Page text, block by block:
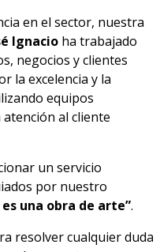
en el sector, nuestra
Ignacio ha trabajado
negocios y clientes
la excelencia y la
equipos
al cliente
un servicio
por nuestro
una obra de arte”.
resolver cualquier duda